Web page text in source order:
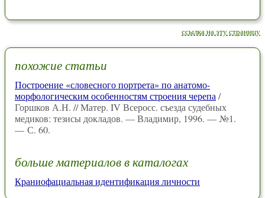
ссылка на эту страницу
похожие статьи
Построение «словесного портрета» по анатомо-
морфологическим особенностям строения черепа/
Горшков А.Н. // Матер. IV Всеросс. съезда судебных
медиков: тезисы докладов. — Владимир, 1996. — №1.
— С. 60.
больше материалов в каталогах
Краниофациальная идентификация личности